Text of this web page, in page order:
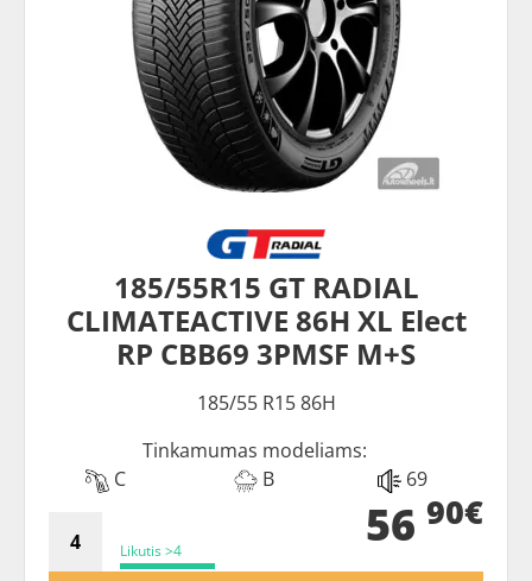
185/55R15 GT RADIAL
CLIMATEACTIVE 86H XL Elect
RP CBB69 3PMSF M+S
185/55 R15 86H
Tinkamumas modeliams:
C
B 69
Likutis >4 56 90€